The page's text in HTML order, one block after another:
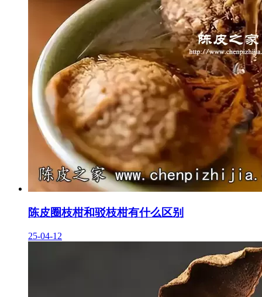
陈皮圈枝柑和驳枝柑有什么区别
25-04-12